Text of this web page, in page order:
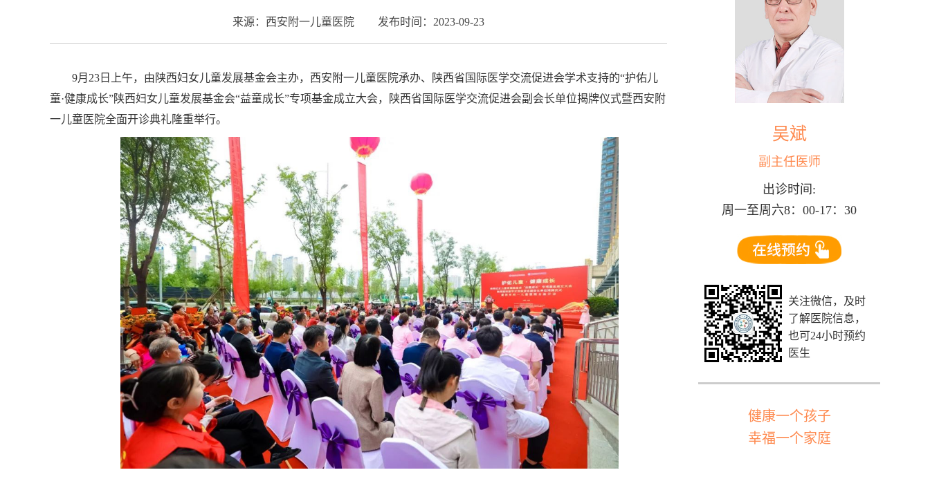
来源：西安附一儿童医院 发布时间：2023-09-23
9月23日上午，由陕西妇女儿童发展基金会主办，西安附一儿童医院承办、陕西省国际医学交流促进会学术支持的“护佑儿
童·健康成长”陕西妇女儿童发展基金会“益童成长”专项基金成立大会，陕西省国际医学交流促进会副会长单位揭牌仪式暨西安附
一儿童医院全面开诊典礼隆重举行。
吴斌
副主任医师
出诊时间:
周一至周六8：00-17：30
关注微信，及时
了解医院信息，
也可24小时预约
医生
健康一个孩子
幸福一个家庭